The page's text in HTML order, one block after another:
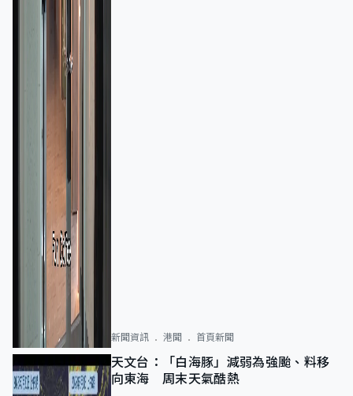
新聞資訊 港聞 首頁新聞
天文台：「白海豚」減弱為強颱、料移
向東海 周末天氣酷熱